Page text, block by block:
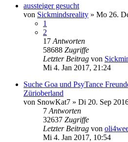
aussteiger gesucht
von Sickmindsreality » Mo 26.
1
2
17 Antworten
58688 Zugriffe
Letzter Beitrag von
Mi 4. Jan 2017, 21:24
Suche Goa und PsyTance
Zürioberland
von SnowKat7 » Di 20. Sep
7 Antworten
32637 Zugriffe
Letzter Beitrag von
Mi 4. Jan 2017, 10:54